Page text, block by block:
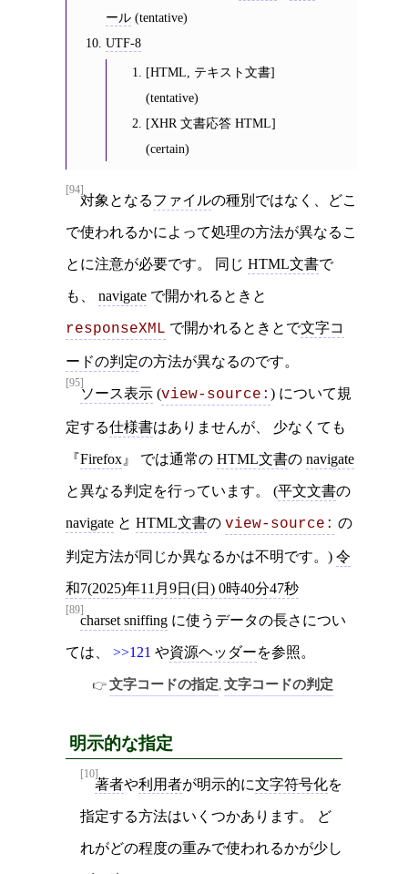
ール (tentative)
UTF-8
[HTML, テキスト文書]
(tentative)
[XHR 文書応答 HTML]
(certain)
[94]
対象となるファイルの種別ではなく、どこ
で使われるかによって処理の方法が異なるこ
とに注意が必要です。 同じ HTML文書で
も、 navigate で開かれるときと
responseXML で開かれるときとで文字コ
ードの判定の方法が異なるのです。
[95]
ソース表示 (view-source: ) について規
定する仕様書はありませんが、 少なくても
Firefox では通常の HTML文書の navigate
と異なる判定を行っています。 (平文文書の
navigate と HTML文書の view-source: の
判定方法が同じか異なるかは不明です。) 令
和7(2025)年11月9日(日) 0時40分47秒
[89]
charset sniffing に使うデータの長さについ
ては、 >>121 や資源ヘッダーを参照。
文字コードの指定, 文字コードの判定
明示的な指定
[10]
著者や利用者が明示的に文字符号化を
指定する方法はいくつかあります。 ど
れがどの程度の重みで使われるかが少し